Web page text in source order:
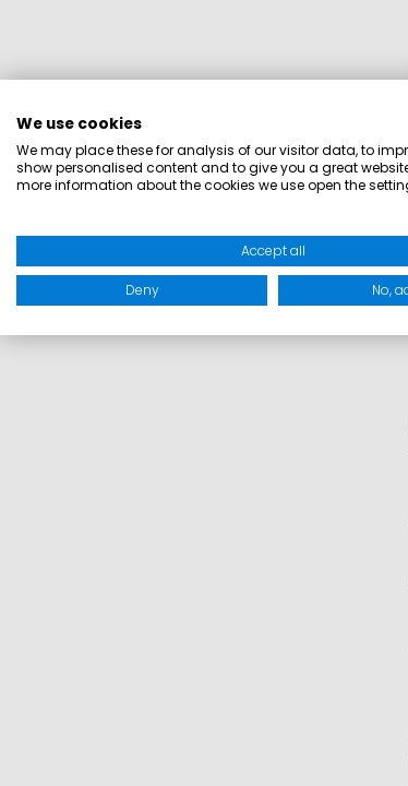
We use cookies
We may place these for analysis of our visitor data, to
show personalised content and to give you a great
more information about the cookies we use open the
Accept all
Deny No,